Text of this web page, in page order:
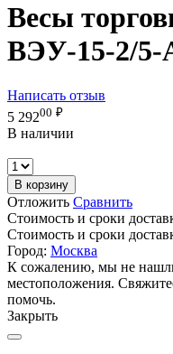
Весы
ВЭУ-15-2/5-
Написать отзыв
5 29200 ₽
В наличии
В корзину
Отложить Сравнить
Стоимость и сроки
Стоимость и сроки
Город: Москва
К сожалению, мы не
местоположения.
помочь.
Закрыть